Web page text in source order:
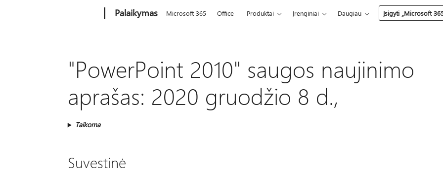
Palaikymas Microsoft 365 Office Produktai Įrenginiai Daugiau Įsigyti „Microsoft
"PowerPoint 2010" saugos naujinimo
aprašas: 2020 gruodžio 8 d.,
Taikoma
Suvestinė